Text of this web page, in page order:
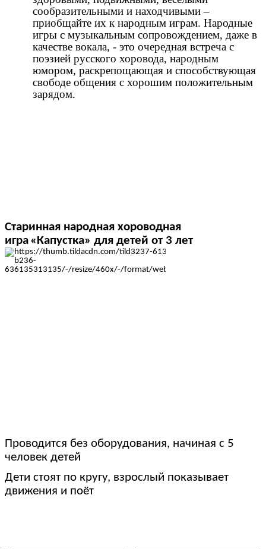
сообразительными и находчивыми –
приобщайте их к народным играм. Народные
игры с музыкальным сопровождением, даже в
качестве вокала, - это очередная встреча с
поэзией русского хоровода, народным
юмором, раскрепощающая и способствующая
свободе общения с хорошим положительным
зарядом.
Старинная народная хороводная
игра«Капустка» для детей от 3 лет
Проводится без оборудования, начиная с 5
человек детей
Дети стоят по кругу, взрослый показывает
движения и поёт